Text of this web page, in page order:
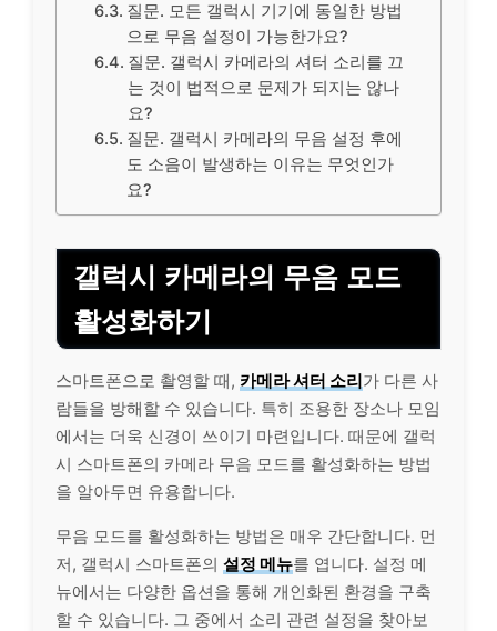
질문. 모든 갤럭시 기기에 동일한 방법
으로 무음 설정이 가능한가요?
질문. 갤럭시 카메라의 셔터 소리를 끄
는 것이 법적으로 문제가 되지는 않나
요?
질문. 갤럭시 카메라의 무음 설정 후에
도 소음이 발생하는 이유는 무엇인가
요?
갤럭시 카메라의 무음 모드
활성화하기
스마트폰으로 촬영할 때, 카메라 셔터 소리가 다른 사
람들을 방해할 수 있습니다. 특히 조용한 장소나 모임
에서는 더욱 신경이 쓰이기 마련입니다. 때문에 갤럭
시 스마트폰의 카메라 무음 모드를 활성화하는 방법
을 알아두면 유용합니다.
무음 모드를 활성화하는 방법은 매우 간단합니다. 먼
저, 갤럭시 스마트폰의 설정 메뉴를 엽니다. 설정 메
뉴에서는 다양한 옵션을 통해 개인화된 환경을 구축
할 수 있습니다. 그 중에서 소리 관련 설정을 찾아보